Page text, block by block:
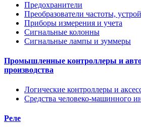
Предохранители
Преобразователи частоты,
Приборы измерения и учета
Сигнальные колонны
Сигнальные лампы и зуммеры
Промышленные контроллеры и
производства
Логические контроллеры и
Средства человеко-машинного
Реле